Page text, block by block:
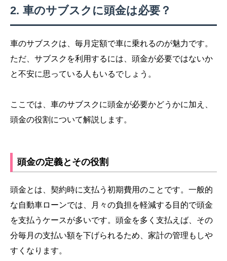
車のサブスクに頭金は必要？
車のサブスクは、毎月定額で車に乗れるのが魅力です。
ただ、サブスクを利用するには、頭金が必要ではないか
と不安に思っている人もいるでしょう。
ここでは、車のサブスクに頭金が必要かどうかに加え、
頭金の役割について解説します。
頭金の定義とその役割
頭金とは、契約時に支払う初期費用のことです。一般的
な自動車ローンでは、月々の負担を軽減する目的で頭金
を支払うケースが多いです。頭金を多く支払えば、その
分毎月の支払い額を下げられるため、家計の管理もしや
すくなります。